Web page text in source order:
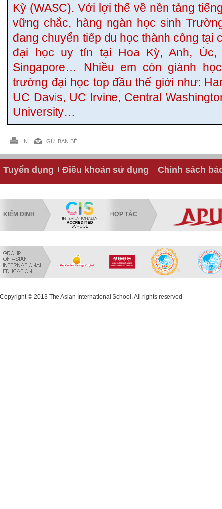
Kỳ (WASC). Với lợi thế về nền tảng
vững chắc, hàng ngàn học sinh
đang chuyển tiếp du học thành công tại
đại học uy tín tại Hoa Kỳ, Anh, Úc,
Singapore… Nhiều em còn giành
trường đại học top đầu thế giới như:
UC Davis, UC Irvine, Central
University…
IN GỬI BẠN BÈ
Tuyển dụng Điều khoản sử dụng Chính sách
KIỂM ĐỊNH HỢP TÁC
Copyright © 2013 The Asian International School, All rights reserved